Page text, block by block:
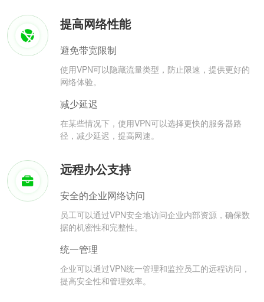
提高网络性能
避免带宽限制
使用VPN可以隐藏流量类型，防止限速，提供更好的
网络体验。
减少延迟
在某些情况下，使用VPN可以选择更快的服务器路
径，减少延迟，提高网速。
远程办公支持
安全的企业网络访问
员工可以通过VPN安全地访问企业内部资源，确保数
据的机密性和完整性。
统一管理
企业可以通过VPN统一管理和监控员工的远程访问，
提高安全性和管理效率。